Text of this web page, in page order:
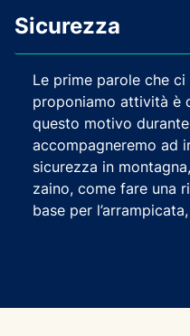
Sicurezza
Le prime parole che
proponiamo attività è
questo motivo
accompagneremo ad
sicurezza in
zaino, come fare una
base per